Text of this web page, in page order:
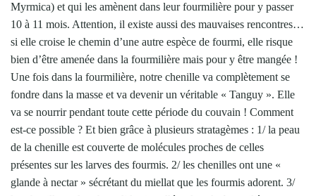
Myrmica) et qui les amènent dans leur fourmilière pour y passer
10 à 11 mois. Attention, il existe aussi des mauvaises rencontres…
si elle croise le chemin d’une autre espèce de fourmi, elle risque
bien d’être amenée dans la fourmilière mais pour y être mangée !
Une fois dans la fourmilière, notre chenille va complètement se
fondre dans la masse et va devenir un véritable « Tanguy ». Elle
va se nourrir pendant toute cette période du couvain ! Comment
est-ce possible ? Et bien grâce à plusieurs stratagèmes : 1/ la peau
de la chenille est couverte de molécules proches de celles
présentes sur les larves des fourmis. 2/ les chenilles ont une «
glande à nectar » sécrétant du miellat que les fourmis adorent. 3/